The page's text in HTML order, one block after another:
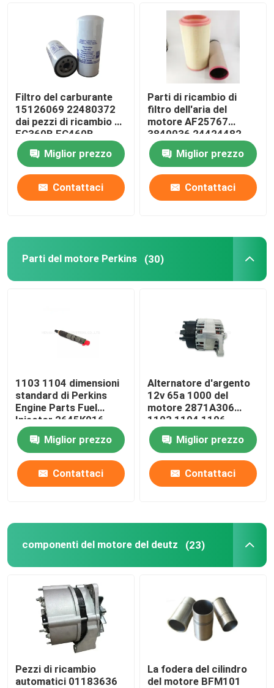
Notizie
Richieda una citazione
Escavatore Spare Part
CAT Spare Parts
pezzi di ricambio di Cummins Engine
Pompa di iniezione del carburante diesel
Pompa del refrigerante del motore
Sovralimentazione dell'escavatore
Escavatore Starter Motor
Escavatore Hydraulic Pump
kit di guarnizioni per escavatore
Parti diesel del generatore
Filtro del carburante
15126069 22480372
dai pezzi di ricambio di
EC360B EC460B
Miglior prezzo
Contattaci
Parti di ricambio di
filtro dell'aria del
motore AF25767
3840036 24424482
Miglior prezzo
Contattaci
Parti del motore Perkins (30)
1103 1104 dimensioni
standard di Perkins
Engine Parts Fuel
Injector 2645K016
Miglior prezzo
Contattaci
Alternatore d'argento
12v 65a 1000 del
motore 2871A306
1103 1104 1106
Miglior prezzo
Contattaci
componenti del motore del deutz (23)
Pezzi di ricambio
automatici 01183636
La fodera del cilindro
del motore BFM101